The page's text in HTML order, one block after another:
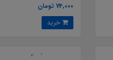
74,000 تومان
خرید